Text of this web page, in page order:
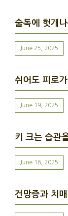
술독에 헛개
June 25, 2025
쉬어도 피로
June 19, 2025
키 크는 습관
June 16, 2025
건망증과 치